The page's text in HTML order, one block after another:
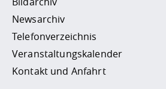
Newsarchiv
Telefonverzeichnis
Veranstaltungskalender
Kontakt und Anfahrt